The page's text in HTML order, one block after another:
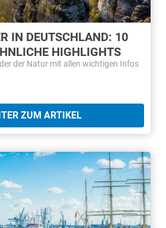
IN DEUTSCHLAND: 10
HIGHLIGHTS
der Natur mit allen wichtigen Infos
ZUM ARTIKEL